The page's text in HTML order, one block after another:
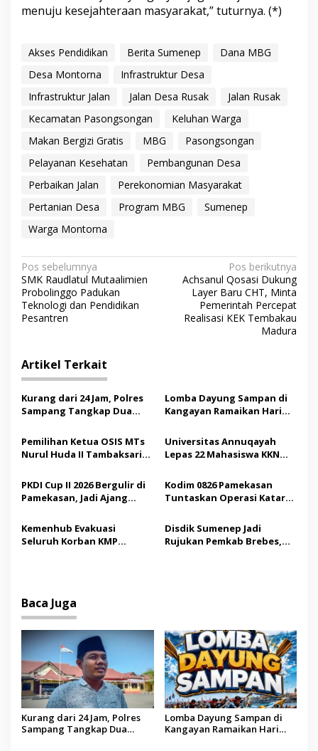
menuju kesejahteraan masyarakat,” tuturnya. (*)
Akses Pendidikan Berita Sumenep
Dana MBG
Desa Montorna
Infrastruktur Desa
Infrastruktur Jalan
Jalan Desa Rusak
Jalan Rusak
Kecamatan Pasongsongan
Keluhan Warga
Makan Bergizi Gratis
MBG
Pasongsongan
Pelayanan Kesehatan
Pembangunan Desa
Perbaikan Jalan
Perekonomian Masyarakat
Pertanian Desa
Program MBG
Sumenep
Warga Montorna
N
a
v
i
a
s
i
o
Pos sebelumnya
SMK Raudlatul Mutaalimien
Probolinggo Padukan
Teknologi dan Pendidikan
Pesantren
Pos berikutnya
Achsanul Qosasi Dukung
Layer Baru CHT, Minta
Pemerintah Percepat
Realisasi KEK Tembakau
Madura
Artikel Terkait
Kurang dari 24 Jam, Polres
Sampang Tangkap Dua
Lomba Dayung Sampan di
Kangayan Ramaikan Hari
Sumenep
Pemilihan Ketua OSIS MTs
Nurul Huda II Tambaksari
Demokrasi bagi Siswa
Universitas Annuqayah
Lepas 22 Mahasiswa KKN
Saudi
PKDI Cup II 2026 Bergulir di
Pamekasan, Jadi Ajang
Madura
Kodim 0826 Pamekasan
Tuntaskan Operasi Katarak
Tindakan Medis
Kemenhub Evakuasi
Seluruh Korban KMP
Disdik Sumenep Jadi
Rujukan Pemkab Brebes,
Baca Juga
Kurang dari 24 Jam, Polres
Sampang Tangkap Dua
Lomba Dayung Sampan di
Kangayan Ramaikan Hari